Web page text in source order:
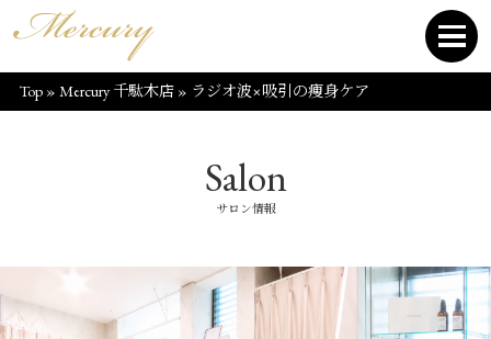
Top» Mercury 千駄木店» ラジオ波×吸引の痩身ケア
Salon
サロン情報